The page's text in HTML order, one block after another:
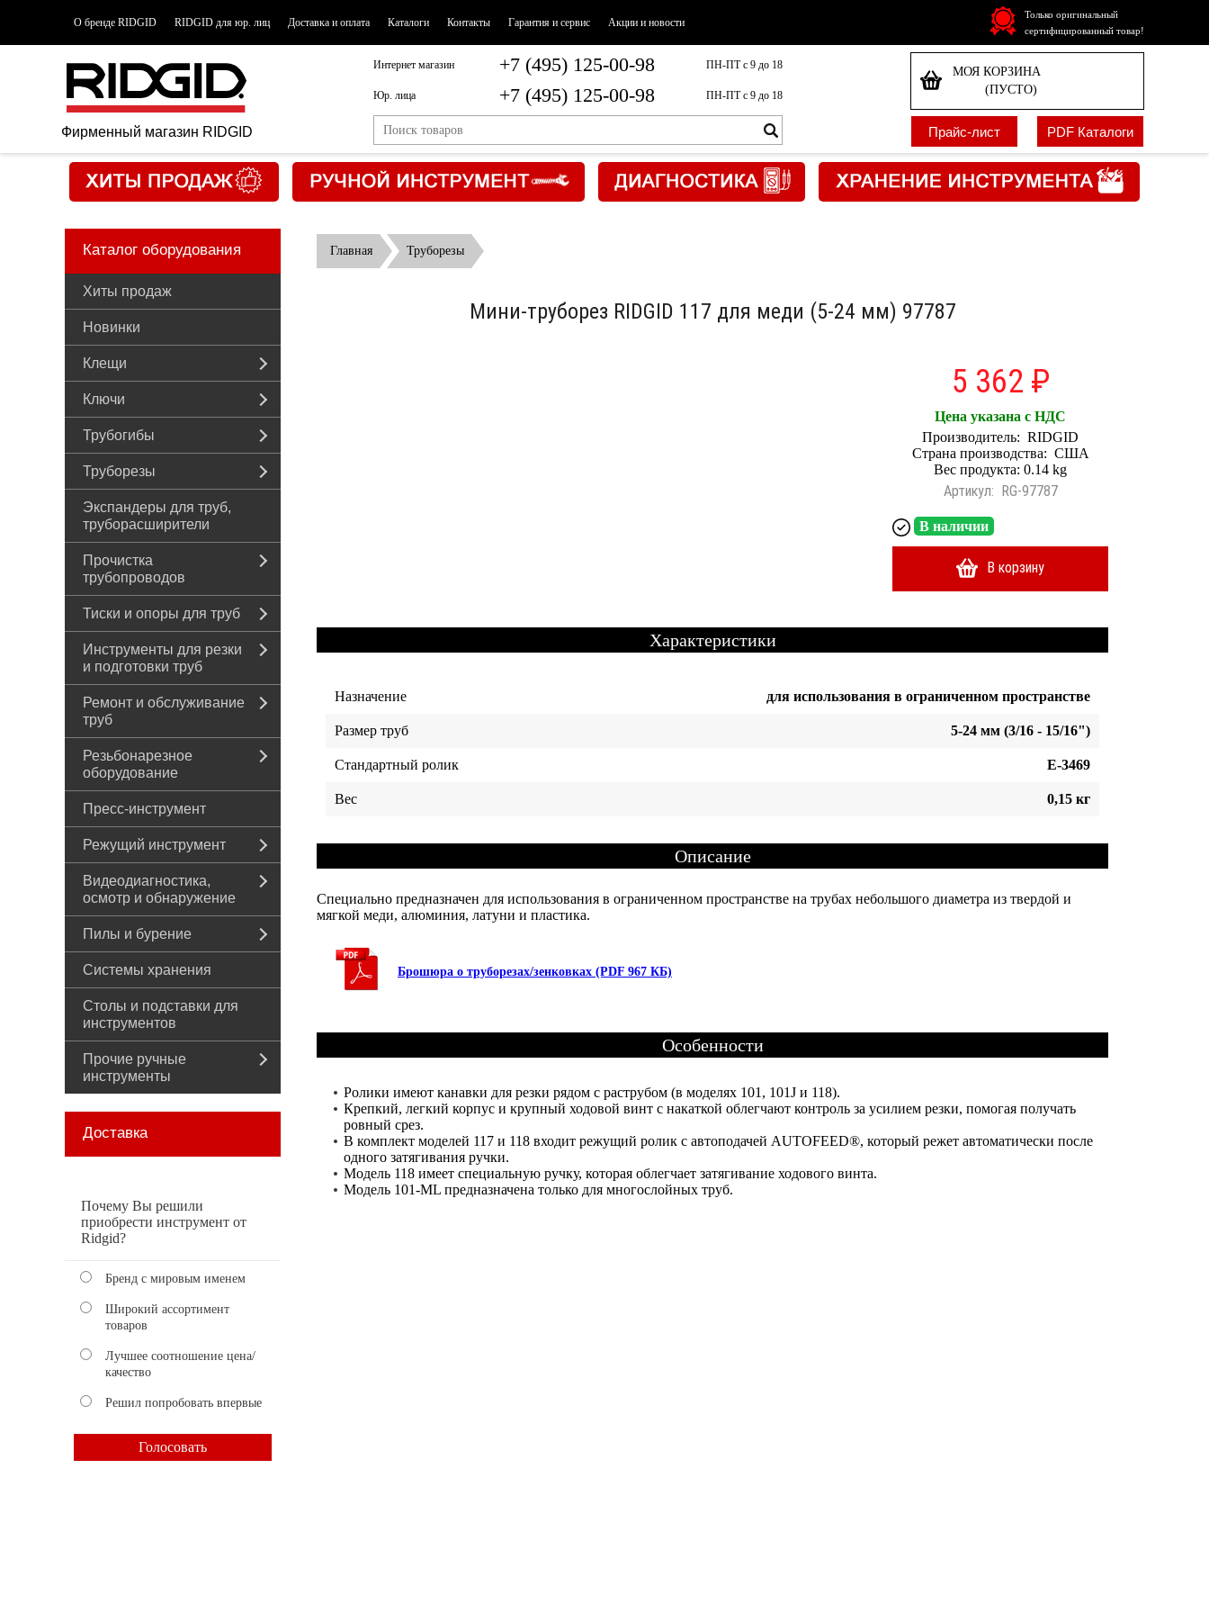
О бренде RIDGID RIDGID для юр. лиц Доставка и оплата Каталоги Контакты Гарантия и сервис Акции и новости
Только оригинальный
сертифицированный товар!
Фирменный магазин RIDGID
Интернет магазин +7 (495) 125-00-98 ПН-ПТ с 9 до 18
Юр. лица +7 (495) 125-00-98 ПН-ПТ с 9 до 18
МОЯ КОРЗИНА
(ПУСТО)
Прайс-лист PDF Каталоги
Каталог оборудования
Хиты продаж
Новинки
Клещи
Ключи
Трубогибы
Труборезы
Экспандеры для труб,
труборасширители
Прочистка
трубопроводов
Тиски и опоры для труб
Инструменты для резки
и подготовки труб
Ремонт и обслуживание
труб
Резьбонарезное
оборудование
Пресс-инструмент
Режущий инструмент
Видеодиагностика,
осмотр и обнаружение
Пилы и бурение
Системы хранения
Столы и подставки для
инструментов
Прочие ручные
инструменты
Доставка
Почему Вы решили
приобрести инструмент от
Ridgid?
Бренд с мировым именем
Широкий ассортимент
товаров
Лучшее соотношение цена/
качество
Решил попробовать впервые
Главная Труборезы
Мини-труборез RIDGID 117 для меди (5-24 мм) 97787
5 362 ₽
Цена указана с НДС
Производитель: RIDGID
Страна производства: США
Вес продукта: 0.14 kg
Артикул: RG-97787
В наличии
В корзину
Характеристики
Назначение для использования в ограниченном пространстве
Размер труб 5-24 мм (3/16 - 15/16")
Стандартный ролик E-3469
Вес 0,15 кг
Описание
Специально предназначен для использования в ограниченном пространстве на трубах небольшого диаметра из твердой и
мягкой меди, алюминия, латуни и пластика.
Брошюра о труборезах/зенковках (PDF 967 КБ)
Особенности
Ролики имеют канавки для резки рядом с раструбом (в моделях 101, 101J и 118).
Крепкий, легкий корпус и крупный ходовой винт с накаткой облегчают контроль за усилием резки, помогая получать
ровный срез.
В комплект моделей 117 и 118 входит режущий ролик с автоподачей AUTOFEED®, который режет автоматически после
одного затягивания ручки.
Модель 118 имеет специальную ручку, которая облегчает затягивание ходового винта.
Модель 101-ML предназначена только для многослойных труб.